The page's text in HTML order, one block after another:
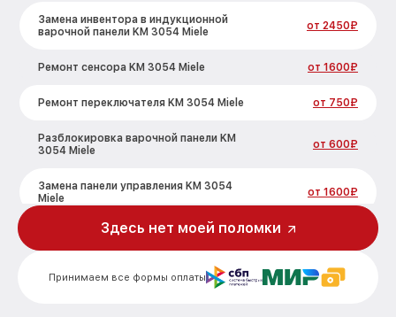
Замена инвентора в индукционной
варочной панели KM 3054 Miele
от 2450₽
Ремонт сенсора KM 3054 Miele от 1600₽
Ремонт переключателя KM 3054 Miele от 750₽
Разблокировка варочной панели KM
3054 Miele
от 600₽
Замена панели управления KM 3054
Miele
от 1600₽
Ремонт модуля управления KM 3054
Замена сенсора KM 3054 Miele от 1600₽
Принимаем все формы оплаты
Здесь нет моей поломки